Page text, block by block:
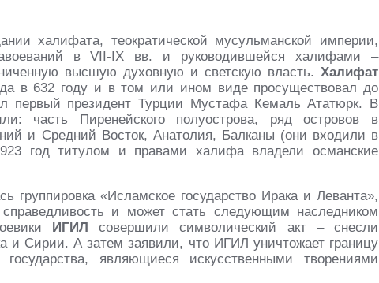
халифата, теократической мусульманской империи,
в VII-IX вв. и руководившейся халифами –
высшую духовную и светскую власть. Халифат
в 632 году и в том или ином виде просуществовал до
первый президент Турции Мустафа Кемаль Ататюрк. В
часть Пиренейского полуострова, ряд островов в
и Средний Восток, Анатолия, Балканы (они входили в
год титулом и правами халифа владели османские
группировка «Исламское государство Ирака и Леванта»,
справедливость и может стать следующим наследником
ИГИЛ совершили символический акт – снесли
и Сирии. А затем заявили, что ИГИЛ уничтожает границу
являющиеся искусственными творениями